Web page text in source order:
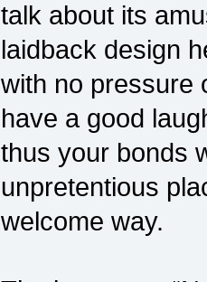
talk about its
laidback design
with no pressure
have a good
thus your bonds
unpretentious
welcome way.